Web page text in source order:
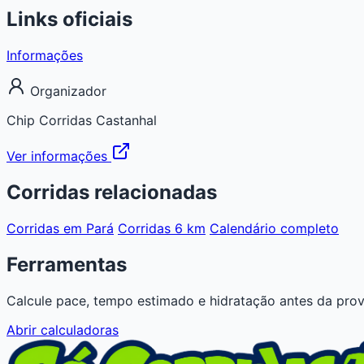
Links oficiais
Informações
Organizador
Chip Corridas Castanhal
Ver informações
Corridas relacionadas
Corridas em Pará Corridas 6 km Calendário completo
Ferramentas
Calcule pace, tempo estimado e hidratação antes da
Abrir calculadoras